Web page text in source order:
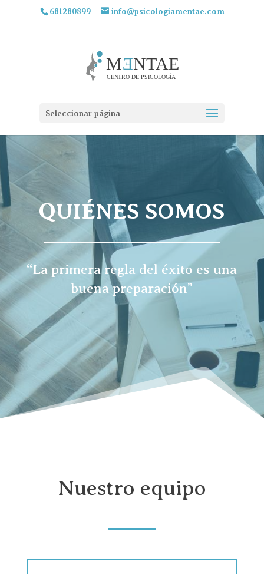
681280899 info@psicologiamentae.com
Seleccionar página
QUIÉNES SOMOS
“La primera regla del éxito es una
buena preparación”
Nuestro equipo